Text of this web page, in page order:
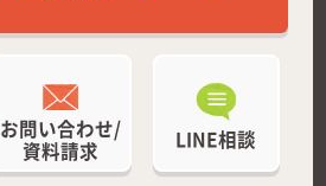
お問い合わせ/
資料請求
LINE相談